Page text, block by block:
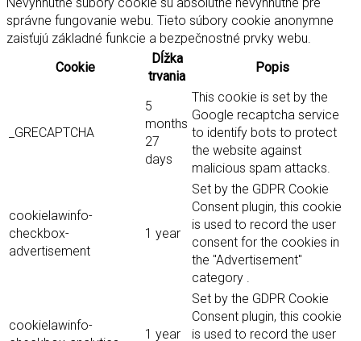
Nevyhnutné súbory cookie sú absolútne nevyhnutné pre
správne fungovanie webu. Tieto súbory cookie anonymne
zaisťujú základné funkcie a bezpečnostné prvky webu.
Cookie
Dĺžka
trvania
Popis
_GRECAPTCHA
5
months
27
days
This cookie is set by the
Google recaptcha service
to identify bots to protect
the website against
malicious spam attacks.
cookielawinfo-
checkbox-
advertisement
1 year
Set by the GDPR Cookie
Consent plugin, this cookie
is used to record the user
consent for the cookies in
the "Advertisement"
category .
cookielawinfo-
1 year
Set by the GDPR Cookie
Consent plugin, this cookie
is used to record the user